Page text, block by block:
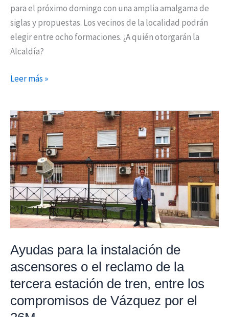
para el próximo domingo con una amplia amalgama de
siglas y propuestas. Los vecinos de la localidad podrán
elegir entre ocho formaciones. ¿A quién otorgarán la
Alcaldía?
Leer más »
Ayudas para la instalación de
ascensores o el reclamo de la
tercera estación de tren, entre los
compromisos de Vázquez por el
Ayudas
para
la
instalación
de
ascensores
o
el
de
estación
de